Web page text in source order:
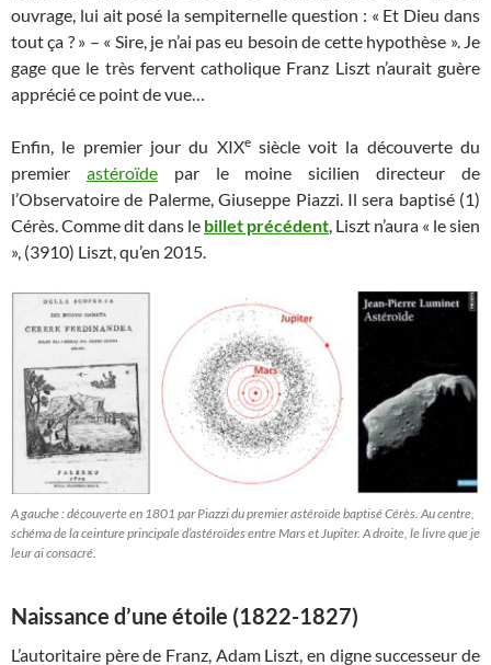
ouvrage, lui ait posé la sempiternelle question : « Et Dieu dans
tout ça ? » – « Sire, je n’ai pas eu besoin de cette hypothèse ». Je
gage que le très fervent catholique Franz Liszt n’aurait guère
apprécié ce point de vue…
Enfin, le premier jour du XIXesiècle voit la découverte du
premier astéroïdepar le moine sicilien directeur de
l’Observatoire de Palerme, Giuseppe Piazzi. Il sera baptisé (1)
Cérès. Comme dit dans le billet précédent , Liszt n’aura « le sien
», (3910) Liszt, qu’en 2015.
A gauche : découverte en 1801 par Piazzi du premier astéroïde baptisé Cérès. Au centre,
schéma de la ceinture principale d’astéroïdes entre Mars et Jupiter. A droite, le livre que je
leur ai consacré.
Naissance d’une étoile (1822-1827)
L’autoritaire père de Franz, Adam Liszt, en digne successeur de